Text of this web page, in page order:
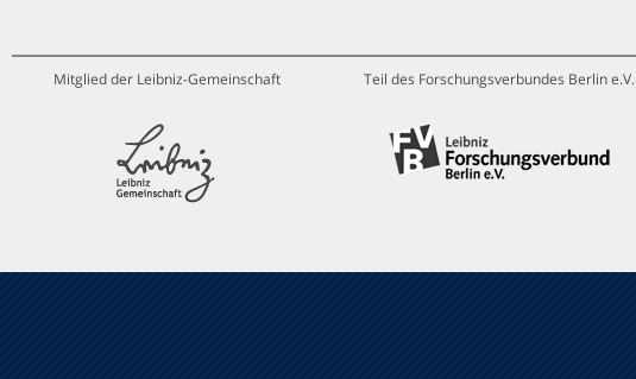
Mitglied der Leibniz-Gemeinschaft Teil des Forschungsverbundes Berlin e.V.